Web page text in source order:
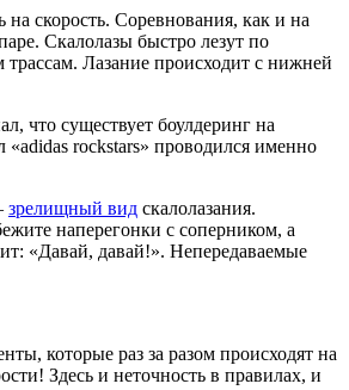
на скорость. Соревнования, как и на
Скалолазы быстро лезут по
Лазание происходит с нижней
что существует боулдеринг на
«adidas rockstars» проводился именно
зрелищный вид скалолазания.
наперегонки с соперником, а
«Давай, давай!». Непередаваемые
которые раз за разом происходят на
Здесь и неточность в правилах, и